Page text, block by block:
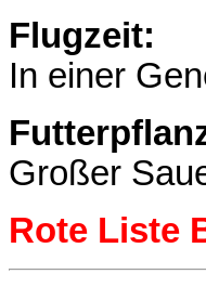
Flugzeit:
In einer
Großer
Rote Liste